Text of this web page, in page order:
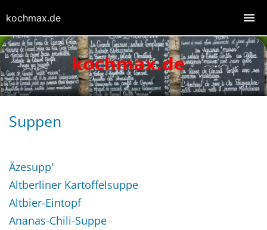
Suppen
Äzesupp'
Altberliner Kartoffelsuppe
Altbier-Eintopf
Ananas-Chili-Suppe
kochmax.de